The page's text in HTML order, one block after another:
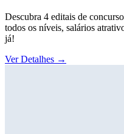
Descubra 4 editais de
todos os níveis, salários
já!
Ver Detalhes →